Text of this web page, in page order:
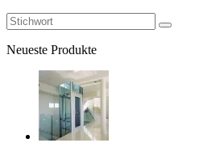
Neueste Produkte